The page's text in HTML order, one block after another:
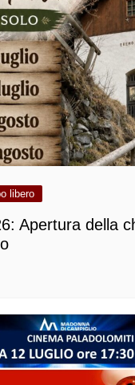
libero
Apertura della